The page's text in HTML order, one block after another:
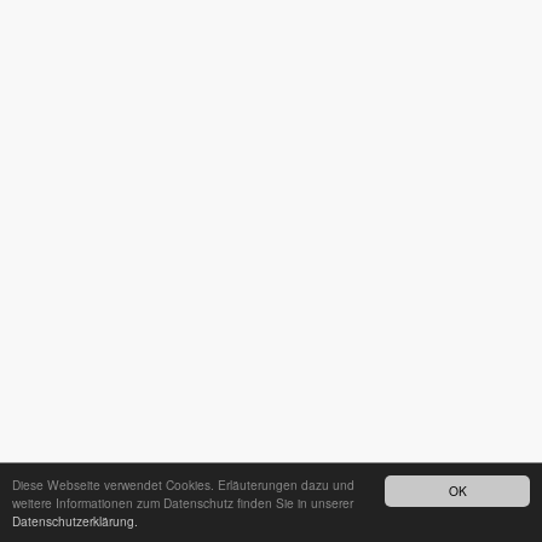
OK
Diese Webseite verwendet Cookies. Erläuterungen dazu und
weitere Informationen zum Datenschutz finden Sie in unserer
Datenschutzerklärung.24h - Bereitschaftsdienst unter